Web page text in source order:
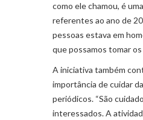
como ele chamou, é
referentes ao ano de
pessoas estava em
que possamos tomar
A iniciativa também
importância de cuidar
periódicos. “São
interessados. A